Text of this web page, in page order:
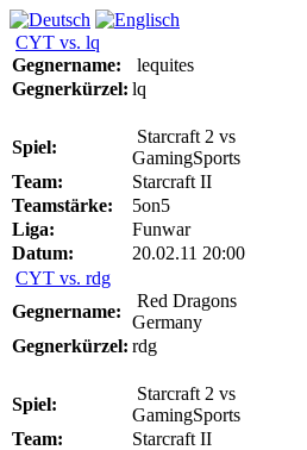
CYT vs. lq
Gegnername:
lequites
Gegnerkürzel: lq
Spiel:
Starcraft 2 vs
GamingSports
Team:
Starcraft II
Teamstärke:
5on5
Liga:
Funwar
Datum:
20.02.11 20:00
CYT vs. rdg
Gegnername:
Red Dragons
Germany
Gegnerkürzel: rdg
Spiel:
Starcraft 2 vs
GamingSports
Team:
Starcraft II